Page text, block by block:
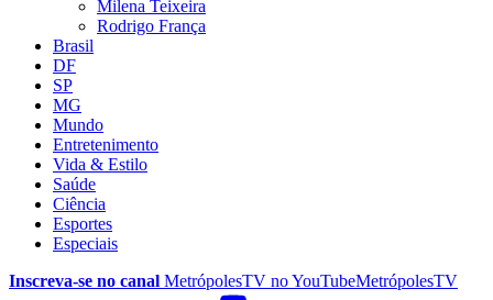
Milena Teixeira
Rodrigo França
Brasil
DF
SP
MG
Mundo
Entretenimento
Vida & Estilo
Saúde
Ciência
Esportes
Especiais
Inscreva-se no canal MetrópolesTV noYouTubeMetrópolesTV